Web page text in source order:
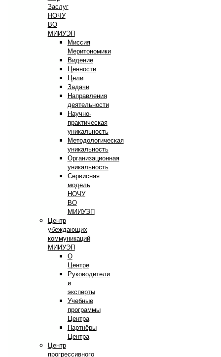
Заслуг
НОЧУ
ВО
МИИУЭП
Миссия
Меритономики
Видение
Ценности
Цели
Задачи
Направления
деятельности
Научно-
практическая
уникальность
Методологическая
уникальность
Организационная
уникальность
Сервисная
модель
НОЧУ
ВО
МИИУЭП
Центр
убеждающих
коммуникаций
МИИУЭП
О
Центре
Руководители
и
эксперты
Учебные
программы
Центра
Партнёры
Центра
Центр
прогрессивного